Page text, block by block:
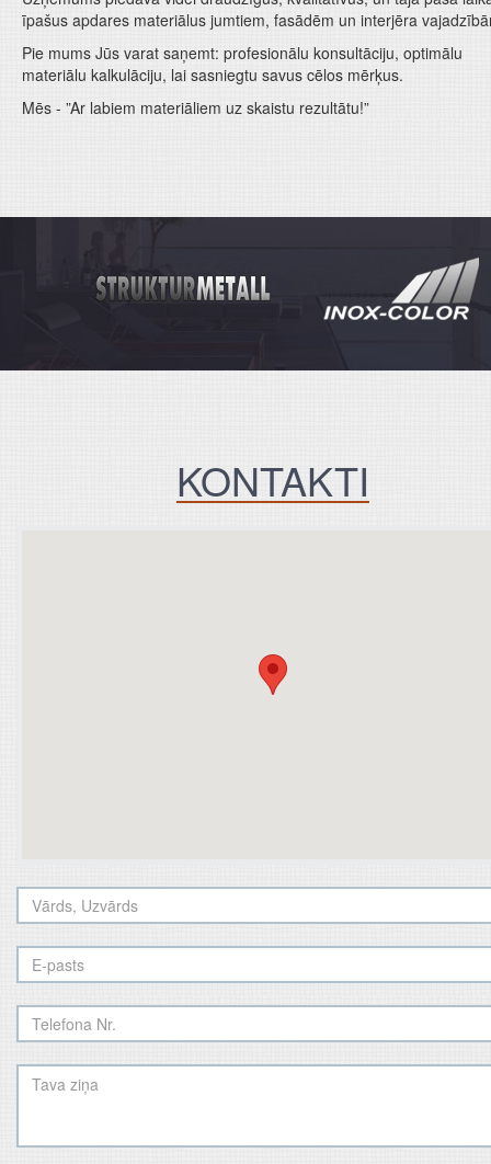
īpašus apdares materiālus jumtiem, fasādēm un interjēra
Pie mums Jūs varat saņemt: profesionālu konsultāciju, optimālu
materiālu kalkulāciju, lai sasniegtu savus cēlos mērķus.
Mēs - ”Ar labiem materiāliem uz skaistu rezultātu!”
KONTAKTI